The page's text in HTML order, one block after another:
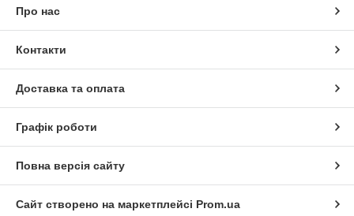
Про нас
Контакти
Доставка та оплата
Графік роботи
Повна версія сайту
Сайт створено на маркетплейсі Prom.ua